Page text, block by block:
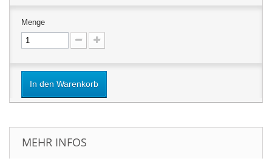
Menge
In den Warenkorb
MEHR INFOS